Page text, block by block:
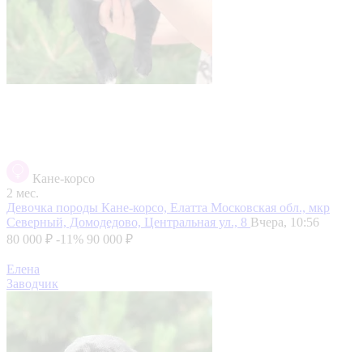
Кане-корсо
2 мес.
Девочка породы Кане-корсо, Елатта Московская обл., мкр
Северный, Домодедово, Центральная ул., 8 Вчера, 10:56
80 000 ₽ -11% 90 000 ₽
Елена
Заводчик